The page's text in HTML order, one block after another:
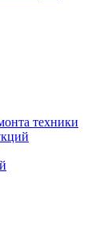
техники